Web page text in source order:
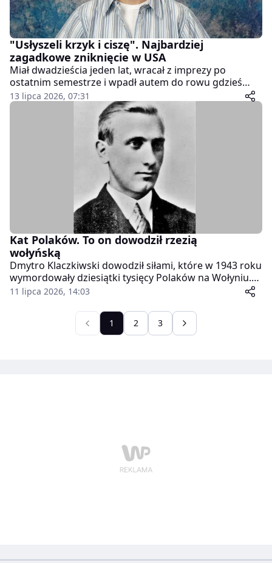
"Usłyszeli krzyk i ciszę". Najbardziej
zagadkowe zniknięcie w USA
Miał dwadzieścia jeden lat, wracał z imprezy po
ostatnim semestrze i wpadł autem do rowu gdzieś
pośród pól południowo-zachodniej Minnesoty.
Zadzwonił do rodziców, a nie na policję. Rozmawiali z
nim przez czterdzieści siedem minut. Potem usłyszeli
13 lipca 2026, 07:31
Kat Polaków. To on dowodził rzezią
wołyńską
Dmytro Klaczkiwski dowodził siłami, które w 1943 roku
wymordowały dziesiątki tysięcy Polaków na Wołyniu.
Co wiemy o tym kacie naszych rodaków?
11 lipca 2026, 14:03
1 2 3